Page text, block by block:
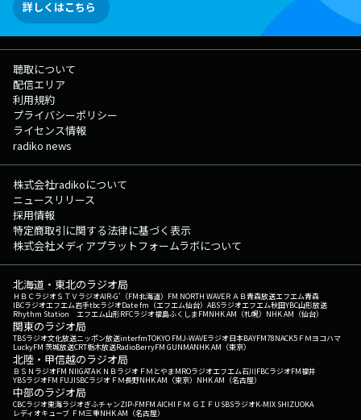
詳しくはこちら
聴取について
配信エリア
利用規約
プライバシーポリシー
ライセンス情報
radiko news
株式会社radikoについて
ニュースリリース
採用情報
特定商取引に関する法律に基づく表示
株式会社メディアプラットフォームラボについて
北海道・東北のラジオ局
ＨＢＣラジオＳＴＶラジオAIR-G'（FM北海道） FM NORTH WAVEＲＡＢ青森放送エフエム青森
IBCラジオエフエム岩手tbcラジオDate fm（エフエム仙台） ABSラジオエフエム秋田YBC山形放送
Rhythm Station エフエム山形RFCラジオ福島ふくしまFMNHK AM（札幌） NHK AM（仙台）
関東のラジオ局
TBSラジオ文化放送ニッポン放送interfmTOKYO FMJ-WAVEラジオ日本BAYFM78NACK5 ＦＭヨコハマ
LuckyFM 茨城放送CRT栃木放送RadioBerryFM GUNMANHK AM（東京）
北陸・甲信越のラジオ局
ＢＳＮラジオFM NIIGATAＫＮＢラジオ ＦＭとやまMROラジオエフエム石川FBCラジオFM福井
YBSラジオFM FUJISBCラジオ ＦＭ長野NHK AM（東京） NHK AM（名古屋）
中部のラジオ局
CBCラジオ東海ラジオぎふチャンZIP-FMFM AICHI ＦＭ ＧＩＦＵ SBSラジオK-MIX SHIZUOKA
レディオキューブ ＦＭ三重NHK AM（名古屋）